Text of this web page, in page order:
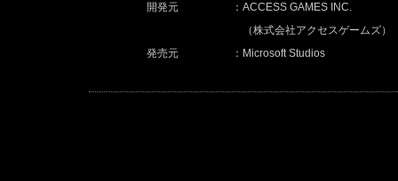
開発元
：ACCESS GAMES INC.
（株式会社アクセスゲームズ）
発売元
：Microsoft Studios